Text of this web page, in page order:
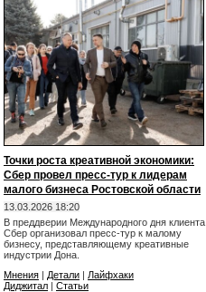
Точки роста креативной экономики:
Сбер провел пресс-тур к лидерам
малого бизнеса Ростовской области
13.03.2026 18:20
В преддверии Международного дня клиента
Сбер организовал пресс-тур к малому
бизнесу, представляющему креативные
индустрии Дона.
Мнения | Детали | Лайфхаки
Диджитал | Статьи